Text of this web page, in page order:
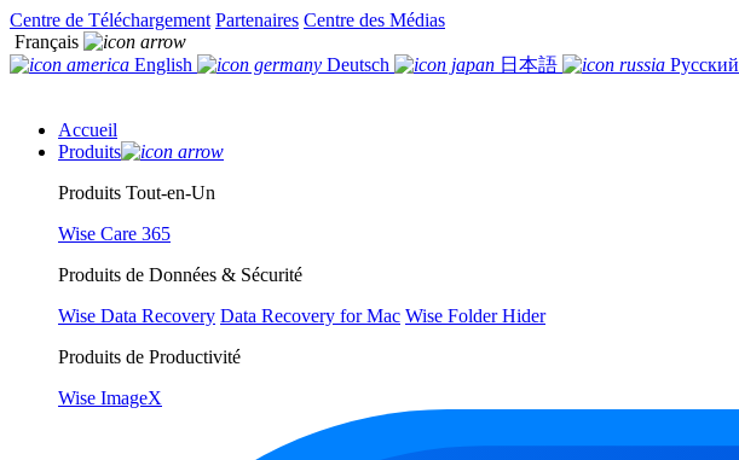
Centre de Téléchargement Partenaires Centre des Médias
Français
English
Deutsch 日本語 Русский
Accueil
Produits
Produits Tout-en-Un
Wise Care 365
Produits de Données & Sécurité
Wise Data Recovery Data Recovery for Mac Wise Folder Hider
Produits de Productivité
Wise ImageX